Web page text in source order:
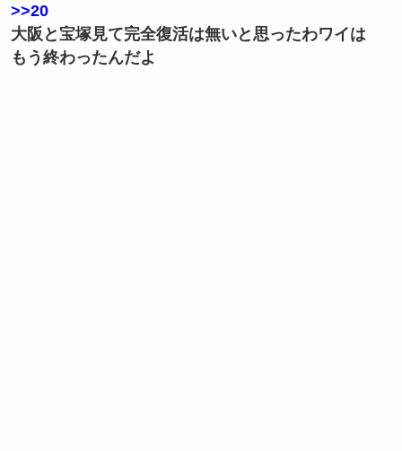
>>20
大阪と宝塚見て完全復活は無いと思ったわワイは
もう終わったんだよ